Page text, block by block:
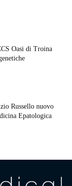
Oasi di Troina
Russello nuovo
Epatologica